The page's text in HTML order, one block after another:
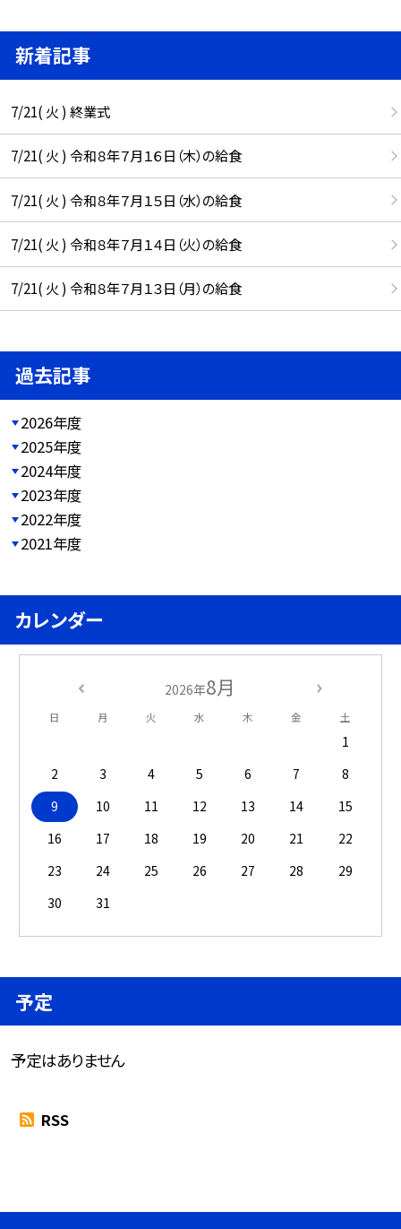
新着記事
7/21( 火 ) 終業式
7/21( 火 ) 令和８年７月１６日（木）の給食
7/21( 火 ) 令和８年７月１５日（水）の給食
7/21( 火 ) 令和８年７月１４日（火）の給食
7/21( 火 ) 令和８年７月１３日（月）の給食
過去記事
2026年度
2025年度
2024年度
2023年度
2022年度
2021年度
カレンダー
2026年8月
日 月 火 水 木 金 土
1
2
3 4 5 6 7
8
9
10 11 12 13 14
15
16
17 18 19 20 21
22
23
24 25 26 27 28
29
30
31
予定
予定はありません
RSS